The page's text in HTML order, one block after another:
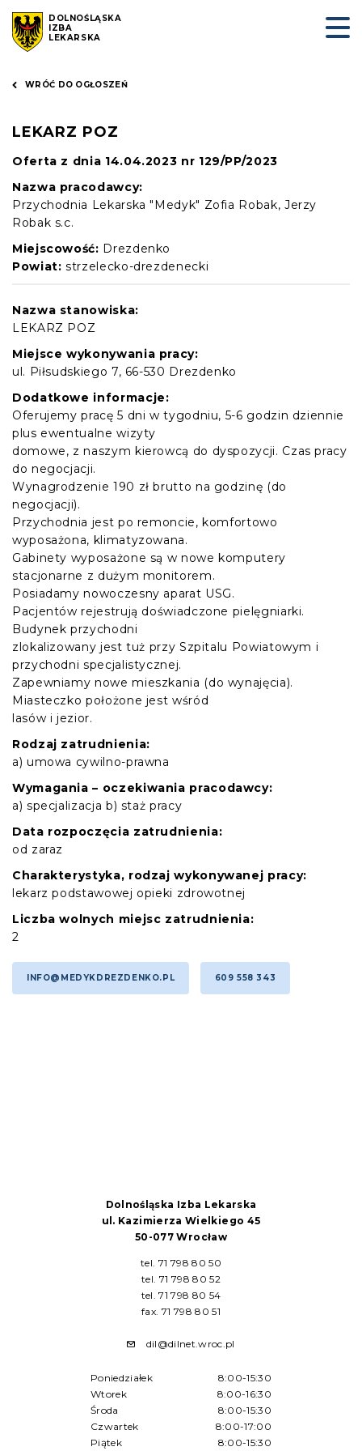
DOLNOŚLĄSKA
IZBA
LEKARSKA
WRÓĆ DO OGŁOSZEŃ
LEKARZ POZ
Oferta z dnia 14.04.2023 nr 129/PP/2023
Nazwa pracodawcy:
Przychodnia Lekarska "Medyk" Zofia Robak, Jerzy
Robak s.c.
Miejscowość: Drezdenko
Powiat: strzelecko-drezdenecki
Nazwa stanowiska:
LEKARZ POZ
Miejsce wykonywania pracy:
ul. Piłsudskiego 7, 66-530 Drezdenko
Dodatkowe informacje:
Oferujemy pracę 5 dni w tygodniu, 5-6 godzin dziennie
plus ewentualne wizyty
domowe, z naszym kierowcą do dyspozycji. Czas pracy
do negocjacji.
Wynagrodzenie 190 zł brutto na godzinę (do
negocjacji).
Przychodnia jest po remoncie, komfortowo
wyposażona, klimatyzowana.
Gabinety wyposażone są w nowe komputery
stacjonarne z dużym monitorem.
Posiadamy nowoczesny aparat USG.
Pacjentów rejestrują doświadczone pielęgniarki.
Budynek przychodni
zlokalizowany jest tuż przy Szpitalu Powiatowym i
przychodni specjalistycznej.
Zapewniamy nowe mieszkania (do wynajęcia).
Miasteczko położone jest wśród
lasów i jezior.
Rodzaj zatrudnienia:
a) umowa cywilno-prawna
Wymagania – oczekiwania pracodawcy:
a) specjalizacja b) staż pracy
Data rozpoczęcia zatrudnienia:
od zaraz
Charakterystyka, rodzaj wykonywanej pracy:
lekarz podstawowej opieki zdrowotnej
Liczba wolnych miejsc zatrudnienia:
2
INFO@MEDYKDREZDENKO.PL 609 558 343
Dolnośląska Izba Lekarska
ul. Kazimierza Wielkiego 45
50-077 Wrocław
tel. 71 798 80 50
tel. 71 798 80 52
tel. 71 798 80 54
fax. 71 798 80 51
dil@dilnet.wroc.pl
Poniedziałek
8:00-15:30
Wtorek
8:00-16:30
Środa
8:00-15:30
Czwartek
8:00-17:00
Piątek
8:00-15:30